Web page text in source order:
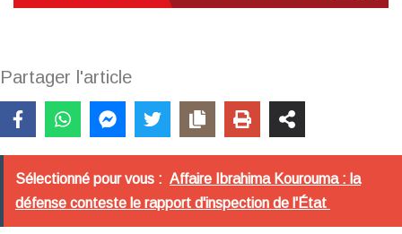
Partager l'article
Sélectionné pour vous : Affaire Ibrahima Kourouma : la
défense conteste le rapport d'inspection de l'État